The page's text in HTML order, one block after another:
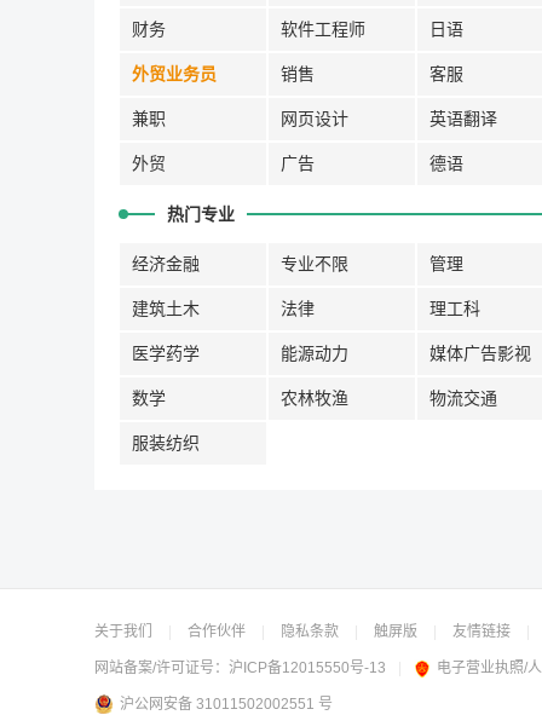
财务 软件工程师 日语
外贸业务员 销售 客服
兼职 网页设计 英语翻译
外贸 广告 德语
热门专业
经济金融 专业不限 管理
建筑土木 法律 理工科
医学药学 能源动力 媒体广告影视
数学 农林牧渔 物流交通
服装纺织
关于我们 合作伙伴 隐私条款 触屏版 友情链接
网站备案/许可证号： 沪ICP备12015550号-13 电子营业执照/
沪公网安备 31011502002551 号